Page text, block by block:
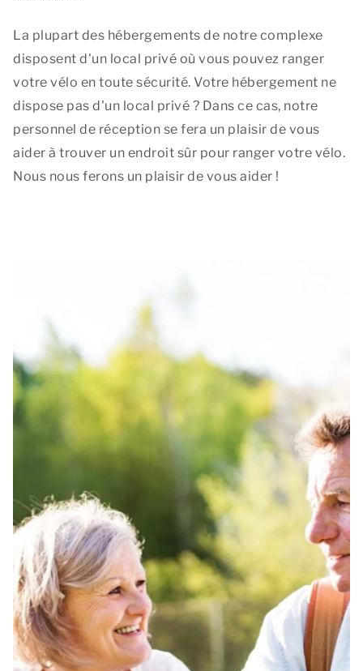
La plupart des hébergements de notre complexe
disposent d'un local privé où vous pouvez ranger
votre vélo en toute sécurité. Votre hébergement ne
dispose pas d'un local privé ? Dans ce cas, notre
personnel de réception se fera un plaisir de vous
aider à trouver un endroit sûr pour ranger votre vélo.
Nous nous ferons un plaisir de vous aider !